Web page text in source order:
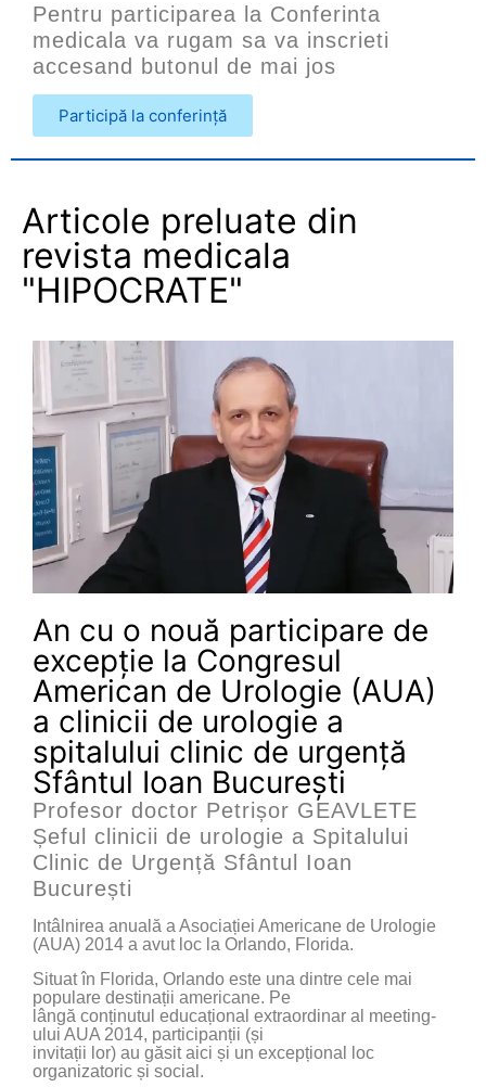
Pentru participarea la Conferinta
medicala va rugam sa va inscrieti
accesand butonul de mai jos
Participă la conferință
Articole preluate din
revista medicala
"HIPOCRATE"
An cu o nouă participare de
excepție la Congresul
American de Urologie (AUA)
a clinicii de urologie a
spitalului clinic de urgență
Sfântul Ioan București
Profesor doctor Petrișor GEAVLETE
Șeful clinicii de urologie a Spitalului
Clinic de Urgență Sfântul Ioan
București
Intâlnirea anuală a Asociației Americane de Urologie
(AUA) 2014 a avut loc la Orlando, Florida.
Situat în Florida, Orlando este una dintre cele mai
populare destinații americane. Pe
lângă conținutul educațional extraordinar al meeting-
ului AUA 2014, participanții (și
invitații lor) au găsit aici și un excepțional loc
organizatoric și social.